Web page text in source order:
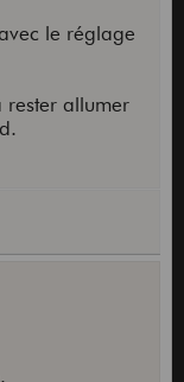
le réglage
rester allumer